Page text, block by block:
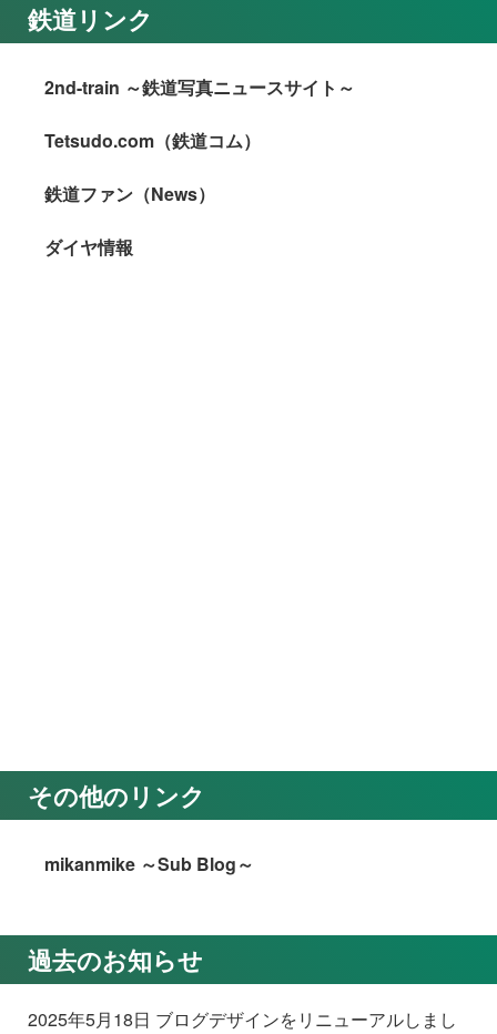
鉄道リンク
2nd-train ～鉄道写真ニュースサイト～
Tetsudo.com（鉄道コム）
鉄道ファン（News）
ダイヤ情報
その他のリンク
mikanmike ～Sub Blog～
過去のお知らせ
2025年5月18日 ブログデザインをリニューアルしまし